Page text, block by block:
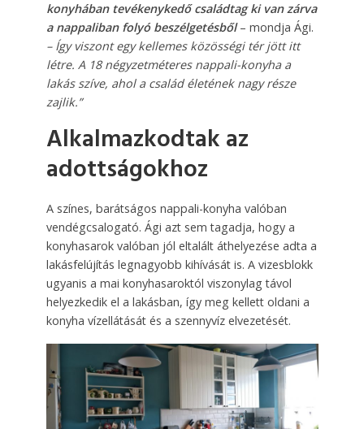
konyhában tevékenykedő családtag ki van zárva
a nappaliban folyó beszélgetésből– mondja Ági.
– Így viszont egy kellemes közösségi tér jött itt
létre. A 18 négyzetméteres nappali-konyha a
lakás szíve, ahol a család életének nagy része
zajlik.”
Alkalmazkodtak az
adottságokhoz
A színes, barátságos nappali-konyha valóban
vendégcsalogató. Ági azt sem tagadja, hogy a
konyhasarok valóban jól eltalált áthelyezése adta a
lakásfelújítás legnagyobb kihívását is. A vizesblokk
ugyanis a mai konyhasaroktól viszonylag távol
helyezkedik el a lakásban, így meg kellett oldani a
konyha vízellátását és a szenny­víz elvezetését.